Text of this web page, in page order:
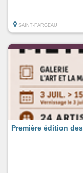
SAINT-FARGEAU
Première édition